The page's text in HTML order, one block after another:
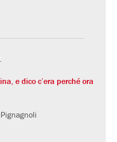
e dico c’era perché ora